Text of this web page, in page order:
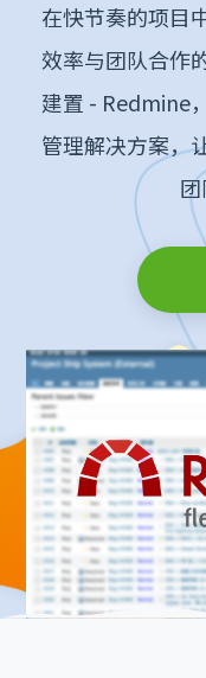
在快节奏的项目
效率与团队合作
建置 - Redmine
管理解决方案，